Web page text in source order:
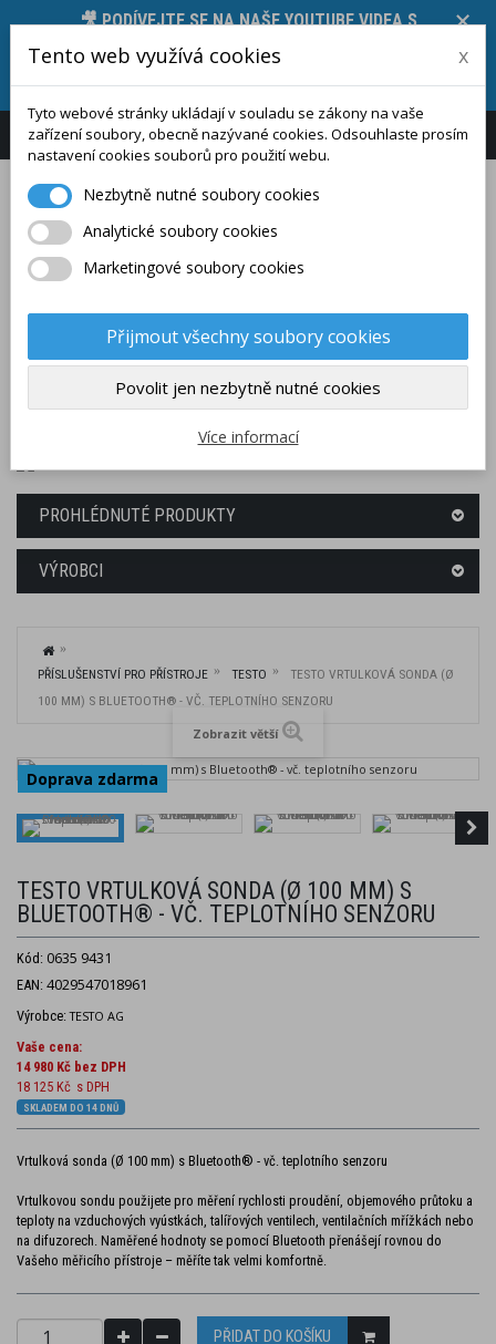
🎥 PODÍVEJTE SE NA NAŠE YOUTUBE VIDEA S
PŘEDSTAVENÍM MĚŘICÍCH PŘÍSTROJŮ, JEJICH
FUNKCÍ A TECHNICKÝCH PARAMETRŮ 🛠️, STAČÍ
KLIKNOUT ZDE.
Přihlášení Zákaznický účet
(PRÁZDNÝ)
PROHLÉDNUTÉ PRODUKTY
VÝROBCI
PŘÍSLUŠENSTVÍ PRO PŘÍSTROJE TESTO
TESTO VRTULKOVÁ SONDA (Ø
100 MM) S BLUETOOTH® - VČ. TEPLOTNÍHO SENZORU
Doprava zdarma
Zobrazit větší
TESTO VRTULKOVÁ SONDA (Ø 100 MM) S
BLUETOOTH® - VČ. TEPLOTNÍHO SENZORU
Kód: 0635 9431
EAN: 4029547018961
Výrobce: TESTO AG
Vaše cena:
14 980 Kč bez DPH
18 125 Kč s DPH
SKLADEM DO 14 DNŮ
Vrtulková sonda (Ø 100 mm) s Bluetooth® - vč. teplotního senzoru
Vrtulkovou sondu použijete pro měření rychlosti proudění, objemového průtoku a
teploty na vzduchových vyústkách, talířových ventilech, ventilačních mřížkách nebo
na difuzorech. Naměřené hodnoty se pomocí Bluetooth přenášejí rovnou do
Vašeho měřicího přístroje – měříte tak velmi komfortně.
PŘIDAT DO KOŠÍKU
Tento web využívá cookies x
Tyto webové stránky ukládají v souladu se zákony na vaše
zařízení soubory, obecně nazývané cookies. Odsouhlaste prosím
nastavení cookies souborů pro použití webu.
Nezbytně nutné soubory cookies
Analytické soubory cookies
Marketingové soubory cookies
Přijmout všechny soubory cookies
Povolit jen nezbytně nutné cookies
Více informací